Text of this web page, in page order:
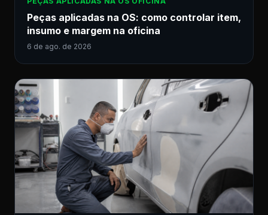
Peças aplicadas na OS: como controlar item,
insumo e margem na oficina
6 de ago. de 2026